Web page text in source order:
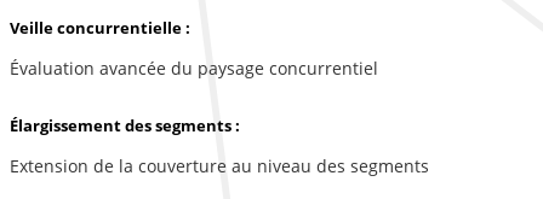
Veille concurrentielle :
Évaluation avancée du paysage concurrentiel
Élargissement des segments :
Extension de la couverture au niveau des segments